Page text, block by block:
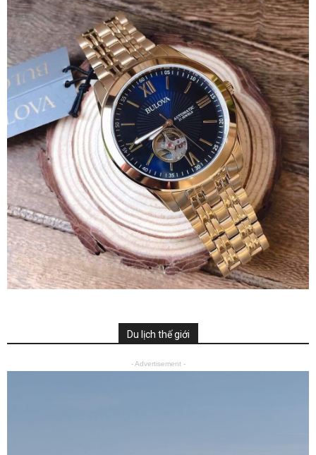
Du lịch thế giới
- Advertisement -